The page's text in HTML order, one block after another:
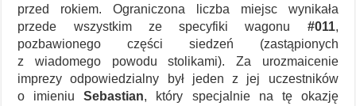
przed rokiem. Ograniczona liczba miejsc wynikała
przede wszystkim ze specyfiki wagonu #011,
pozbawionego części siedzeń (zastąpionych
z wiadomego powodu stolikami). Za urozmaicenie
imprezy odpowiedzialny był jeden z jej uczestników
o imieniuSebastian, który specjalnie na tę okazję